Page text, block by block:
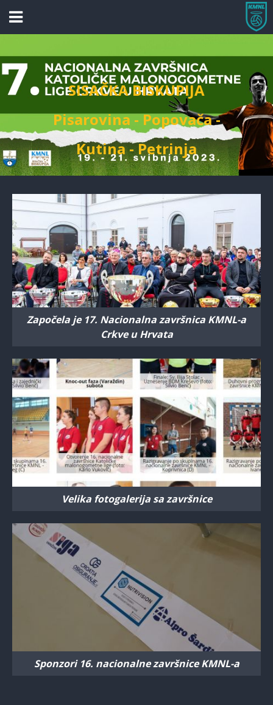
SISAČKA BISKUPIJA
Pisarovina - Popovača -
Kutina - Petrinja
Započela je 17. Nacionalna završnica KMNL-a
Crkve u Hrvata
Velika fotogalerija sa završnice
Sponzori 16. nacionalne završnice KMNL-a